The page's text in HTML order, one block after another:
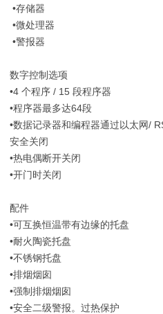
•存储器
•微处理器
•警报器
数字控制选项
•4 个程序 / 15 段程序器
•程序器最多达64段
•数据记录器和编程器通过以太网/
安全关闭
•热电偶断开关闭
•开门时关闭
配件
•可互换恒温带有边缘的托盘
•耐火陶瓷托盘
•不锈钢托盘
•排烟烟囱
•强制排烟烟囱
•安全二级警报。过热保护